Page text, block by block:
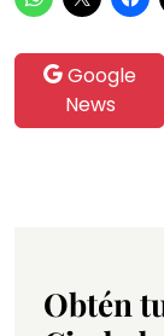
Google
News
Obtén